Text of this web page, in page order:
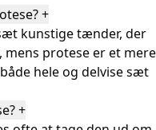
+
kunstige tænder, der
protese er et mere
hele og delvise sæt
+